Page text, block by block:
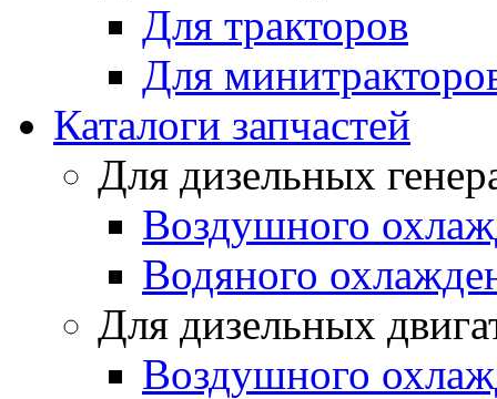
Для тракторов
Для
Каталоги запчастей
Для дизельных
Воздушного
Водяного
Для дизельных
Воздушного